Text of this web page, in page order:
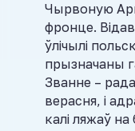
Чырвоную
фронце.
ўлічылі
прызначаны
Званне –
верасня, і
калі ляжаў